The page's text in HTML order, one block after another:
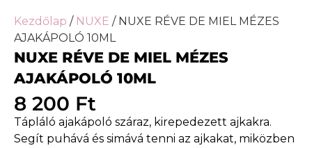
Kezdőlap / NUXE / NUXE RÉVE DE MIEL MÉZES
AJAKÁPOLÓ 10ML
NUXE RÉVE DE MIEL MÉZES
AJAKÁPOLÓ 10ML
8 200 Ft
Tápláló ajakápoló száraz, kirepedezett ajkakra.
Segít puhává és simává tenni az ajkakat, miközben